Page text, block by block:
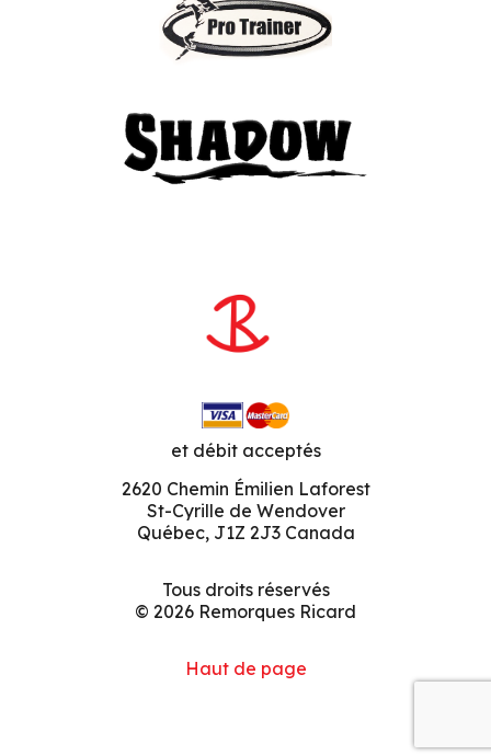
et débit acceptés
2620 Chemin Émilien Laforest
St-Cyrille de Wendover
Québec, J1Z 2J3 Canada
Tous droits réservés
© 2026 Remorques Ricard
Haut de page